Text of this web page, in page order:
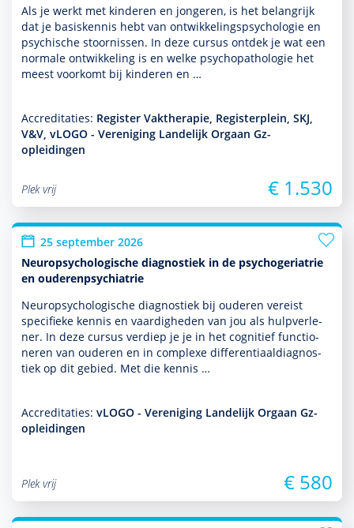
Als je werkt met kin­de­ren en jongeren, is het belang­rijk
dat je basis­kennis hebt van ont­wikke­lingspsycho­logie en
psychische stoor­nissen. In deze cursus ontdek je wat een
normale ont­wikke­ling is en welke psycho­patho­logie het
meest voorkomt bij kin­de­ren en …
Accreditaties: Register Vaktherapie, Registerplein, SKJ,
V&V, vLOGO - Vereniging Landelijk Orgaan Gz-
opleidingen
Plek vrij € 1.530
25 september 2026
Neuropsychologische diagnostiek in de psychogeriatrie
en ouderenpsychiatrie
Neuropsycho­logische diag­nos­tiek bij ouderen vereist
speci­fieke kennis en vaar­dig­heden van jou als hulp­ver­le­
ner. In deze cursus verdiep je je in het cognitief functio­
neren van ouderen en in complexe differentiaaldiag­nos­
tiek op dit gebied. Met die kennis …
Accreditaties: vLOGO - Vereniging Landelijk Orgaan Gz-
opleidingen
Plek vrij € 580